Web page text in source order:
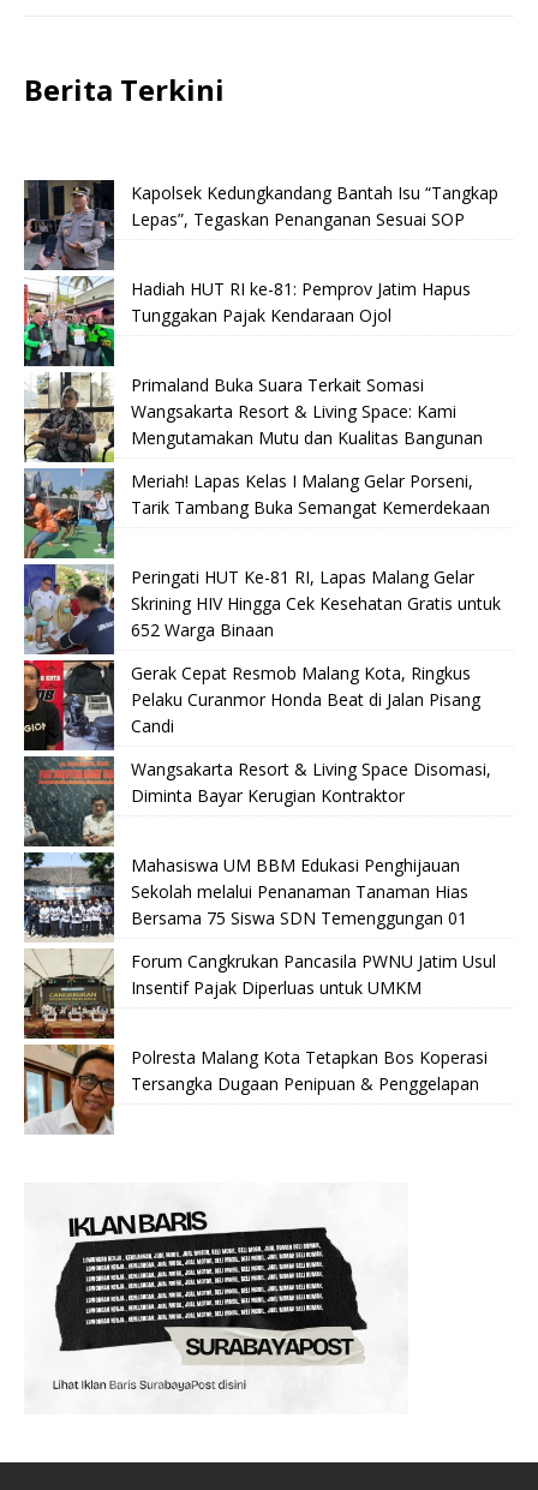
Berita Terkini
Kapolsek Kedungkandang Bantah Isu “Tangkap
Lepas”, Tegaskan Penanganan Sesuai SOP
Hadiah HUT RI ke-81: Pemprov Jatim Hapus
Tunggakan Pajak Kendaraan Ojol
Primaland Buka Suara Terkait Somasi
Wangsakarta Resort & Living Space: Kami
Mengutamakan Mutu dan Kualitas Bangunan
Meriah! Lapas Kelas I Malang Gelar Porseni,
Tarik Tambang Buka Semangat Kemerdekaan
Peringati HUT Ke-81 RI, Lapas Malang Gelar
Skrining HIV Hingga Cek Kesehatan Gratis untuk
652 Warga Binaan
Gerak Cepat Resmob Malang Kota, Ringkus
Pelaku Curanmor Honda Beat di Jalan Pisang
Candi
Wangsakarta Resort & Living Space Disomasi,
Diminta Bayar Kerugian Kontraktor
Mahasiswa UM BBM Edukasi Penghijauan
Sekolah melalui Penanaman Tanaman Hias
Bersama 75 Siswa SDN Temenggungan 01
Forum Cangkrukan Pancasila PWNU Jatim Usul
Insentif Pajak Diperluas untuk UMKM
Polresta Malang Kota Tetapkan Bos Koperasi
Tersangka Dugaan Penipuan & Penggelapan